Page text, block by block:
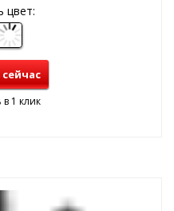
цвет:
в 1 клик